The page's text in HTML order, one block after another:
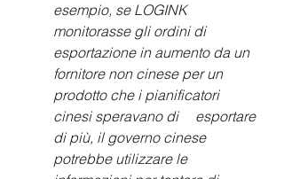
esempio, se LOGINK
monitorasse gli ordini di
esportazione in aumento da un
fornitore non cinese per un
prodotto che i pianificatori
cinesi speravano di 	esportare
di più, il governo cinese
potrebbe utilizzare le